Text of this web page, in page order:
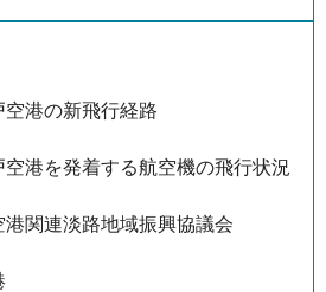
港の新飛行経路
港を発着する航空機の飛行状況
関連淡路地域振興協議会